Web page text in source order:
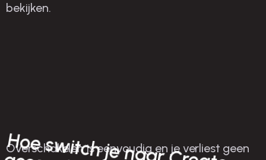
bekijken.
Overschakelen is eenvoudig en je verliest geen